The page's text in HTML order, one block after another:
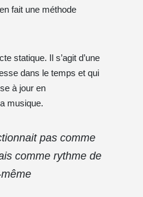
fait une méthode
statique. Il s’agit d’une
dans le temps et qui
à jour en
musique.
pas comme
comme rythme de